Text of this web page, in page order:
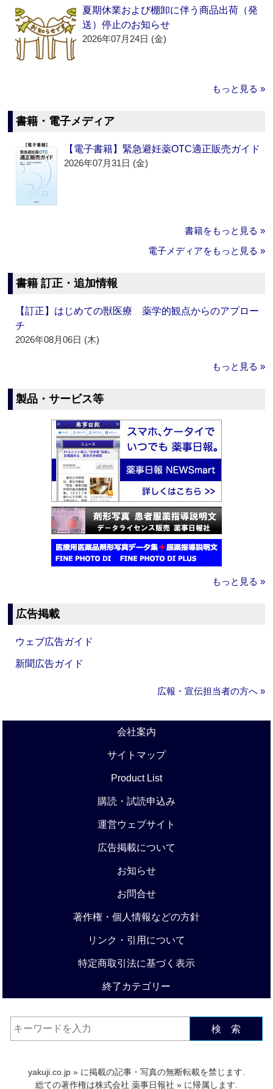
夏期休業および棚卸に伴う商品出荷（発
送）停止のお知らせ
2026年07月24日 (金)
もっと見る »
書籍・電子メディア
【電子書籍】緊急避妊薬OTC適正販売ガイド
2026年07月31日 (金)
書籍をもっと見る »
電子メディアをもっと見る »
書籍 訂正・追加情報
【訂正】はじめての獣医療 薬学的観点からのアプロー
チ
2026年08月06日 (木)
もっと見る »
製品・サービス等
もっと見る »
広告掲載
ウェブ広告ガイド
新聞広告ガイド
広報・宣伝担当者の方へ »
会社案内
サイトマップ
Product List
購読・試読申込み
運営ウェブサイト
広告掲載について
お知らせ
お問合せ
著作権・個人情報などの方針
リンク・引用について
特定商取引法に基づく表示
終了カテゴリー
検 索
yakuji.co.jp » に掲載の記事・写真の無断転載を禁じます.
総ての著作権は株式会社 薬事日報社 » に帰属します.